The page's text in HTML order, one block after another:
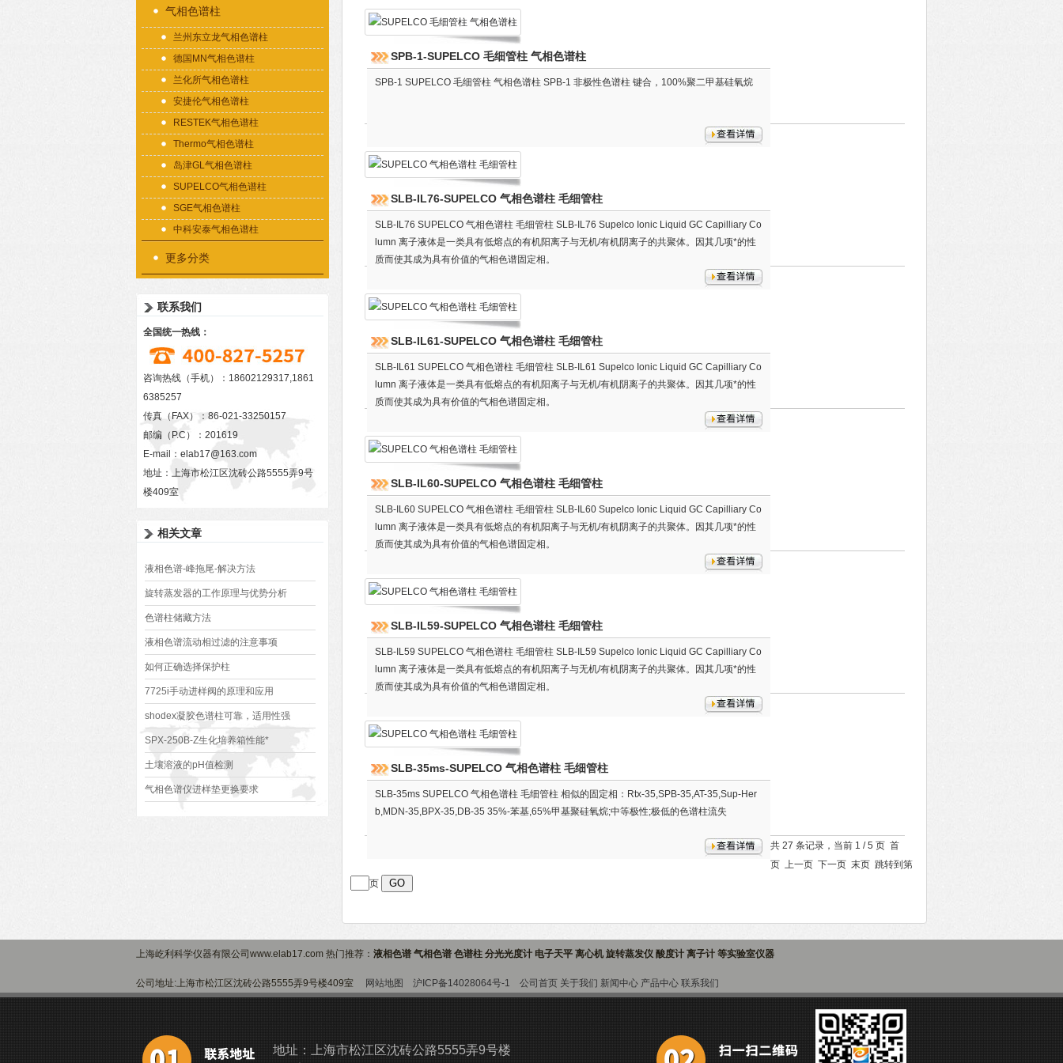
气相色谱柱
兰州东立龙气相色谱柱
德国MN气相色谱柱
兰化所气相色谱柱
安捷伦气相色谱柱
RESTEK气相色谱柱
Thermo气相色谱柱
岛津GL气相色谱柱
SUPELCO气相色谱柱
SGE气相色谱柱
中科安泰气相色谱柱
更多分类
联系我们
全国统一热线：
咨询热线（手机）：18602129317,1861
6385257
传真（FAX）：86-021-33250157
邮编（P.C）：201619
E-mail： elab17@163.com
地址：上海市松江区沈砖公路5555弄9号
楼409室
相关文章
液相色谱-峰拖尾-解决方法
旋转蒸发器的工作原理与优势分析
色谱柱储藏方法
液相色谱流动相过滤的注意事项
如何正确选择保护柱
7725i手动进样阀的原理和应用
shodex凝胶色谱柱可靠，适用性强
SPX-250B-Z生化培养箱性能*
土壤溶液的pH值检测
气相色谱仪进样垫更换要求
SPB-1-SUPELCO 毛细管柱 气相色谱柱
SPB-1 SUPELCO 毛细管柱 气相色谱柱 SPB-1 非极性色谱柱 键合，100%聚二甲基硅氧烷
SLB-IL76-SUPELCO 气相色谱柱 毛细管柱
SLB-IL76 SUPELCO 气相色谱柱 毛细管柱 SLB-IL76 Supelco Ionic Liquid GC Capilliary Co
lumn 离子液体是一类具有低熔点的有机阳离子与无机/有机阴离子的共聚体。因其几项*的性
质而使其成为具有价值的气相色谱固定相。
SLB-IL61-SUPELCO 气相色谱柱 毛细管柱
SLB-IL61 SUPELCO 气相色谱柱 毛细管柱 SLB-IL61 Supelco Ionic Liquid GC Capilliary Co
lumn 离子液体是一类具有低熔点的有机阳离子与无机/有机阴离子的共聚体。因其几项*的性
质而使其成为具有价值的气相色谱固定相。
SLB-IL60-SUPELCO 气相色谱柱 毛细管柱
SLB-IL60 SUPELCO 气相色谱柱 毛细管柱 SLB-IL60 Supelco Ionic Liquid GC Capilliary Co
lumn 离子液体是一类具有低熔点的有机阳离子与无机/有机阴离子的共聚体。因其几项*的性
质而使其成为具有价值的气相色谱固定相。
SLB-IL59-SUPELCO 气相色谱柱 毛细管柱
SLB-IL59 SUPELCO 气相色谱柱 毛细管柱 SLB-IL59 Supelco Ionic Liquid GC Capilliary Co
lumn 离子液体是一类具有低熔点的有机阳离子与无机/有机阴离子的共聚体。因其几项*的性
质而使其成为具有价值的气相色谱固定相。
SLB-35ms-SUPELCO 气相色谱柱 毛细管柱
SLB-35ms SUPELCO 气相色谱柱 毛细管柱 相似的固定相：Rtx-35,SPB-35,AT-35,Sup-Her
b,MDN-35,BPX-35,DB-35 35%-苯基,65%甲基聚硅氧烷;中等极性;极低的色谱柱流失
共 27 条记录，当前 1 / 5 页 首
页 上一页 下一页 末页跳转到第
页
上海屹利科学仪器有限公司www.elab17.com 热门推荐： 液相色谱 气相色谱 色谱柱 分光光度计 电子天平 离心机 旋转蒸发仪 酸度计 离子计 等实验室仪器
公司地址:上海市松江区沈砖公路5555弄9号楼409室 网站地图 沪ICP备14028064号-1 公司首页 关于我们 新闻中心 产品中心 联系我们
地址：上海市松江区沈砖公路5555弄9号楼